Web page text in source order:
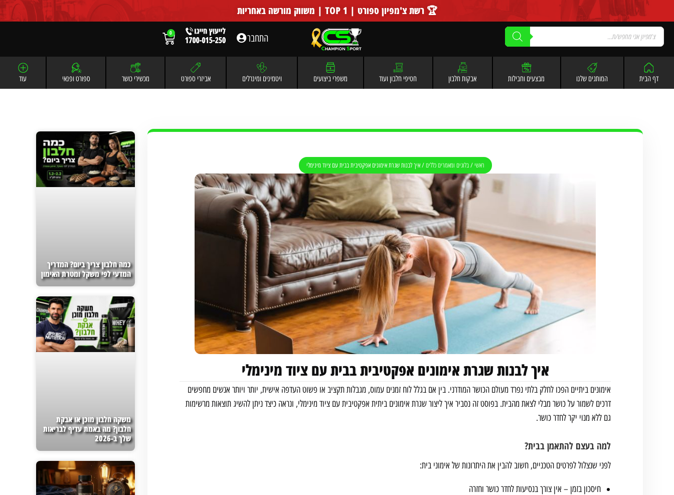
🏆 רשת צ'מפיון ספורט | TOP 1 | משווק מורשה באחריות
התחבר 0
דף הבית המותגים שלנו מבצעים וחבילות אבקות חלבון חטיפי חלבון ועוד משפרי ביצועים ויטמינים ומינרלים אביזרי ספורט מכשירי כושר ספורט ופנאי עוד
ראשי /בלוגים ומאמרים כללים /איך לבנות שגרת אימונים אפקטיבית בבית עם ציוד מינימלי
איך לבנות שגרת אימונים אפקטיבית בבית עם ציוד מינימלי
אימונים ביתיים הפכו לחלק בלתי נפרד מעולם הכושר המודרני. בין אם בגלל לוח זמנים עמוס, מגבלות תקציב או פשוט העדפה אישית, יותר ויותר אנשים מחפשים
דרכים לשמור על כושר מבלי לצאת מהבית. בפוסט זה נסביר איך ליצור שגרת אימונים ביתית אפקטיבית עם ציוד מינימלי, ונראה כיצד ניתן להשיג תוצאות מרשימות
גם ללא מנוי יקר לחדר כושר.
למה בעצם להתאמן בבית?
לפני שנצלול לפרטים הטכניים, חשוב להבין את היתרונות של אימוני בית:
חיסכון בזמן – אין צורך בנסיעות לחדר כושר וחזרה
כמה חלבון צריך ביום? המדריך
המדעי לפי משקל ומטרת האימון
משקה חלבון מוכן או אבקת
חלבון? מה באמת עדיף לבריאות
שלך ב-2026